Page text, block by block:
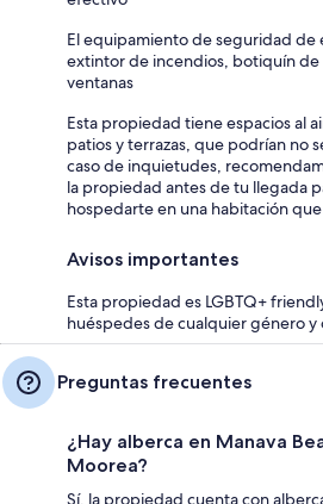
El equipamiento de seguridad
extintor de incendios, botiquín de
ventanas
Esta propiedad tiene espacios al
patios y terrazas, que podrían no
caso de inquietudes,
la propiedad antes de tu llegada
hospedarte en una habitación
Avisos importantes
Esta propiedad es LGBTQ+
huéspedes de cualquier género y
Preguntas frecuentes
¿Hay alberca en Manava
Moorea?
Sí, la propiedad cuenta con